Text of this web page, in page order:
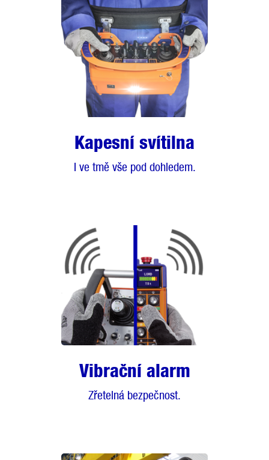
Kapesní svítilna
I ve tmě vše pod dohledem.
Vibrační alarm
Zřetelná bezpečnost.